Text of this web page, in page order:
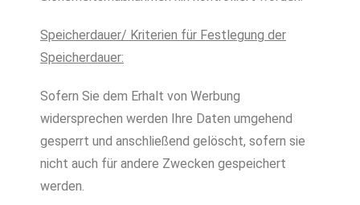
Speicherdauer/ Kriterien für Festlegung der
Speicherdauer:
Sofern Sie dem Erhalt von Werbung
widersprechen werden Ihre Daten umgehend
gesperrt und anschließend gelöscht, sofern sie
nicht auch für andere Zwecken gespeichert
werden.